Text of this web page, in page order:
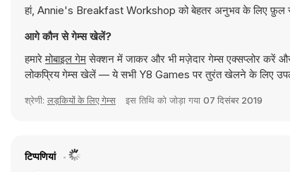
हां, Annie's Breakfast Workshop को बेहतर अनुभव के लिए फ़ुल
आगे कौन से गेम्स खेलें?
हमारेमोबाइल गेमसेक्शन में जाकर और भी मज़ेदार गेम्स एक्सप्लोर करें
लोकप्रिय गेम्स खेलें — ये सभी Y8 Games पर तुरंत खेलने के लिए
श्रेणी: लड़कियों के लिए गेम्स इस तिथि को जोड़ा गया 07 दिसंबर 2019
टिप्पणियां